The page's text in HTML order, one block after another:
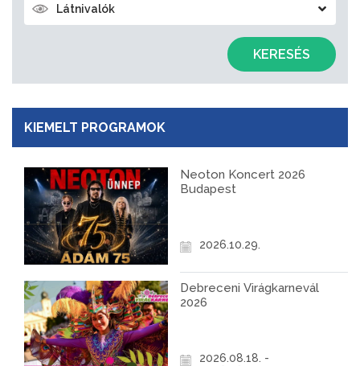
Látnivalók
KERESÉS
KIEMELT PROGRAMOK
Neoton Koncert 2026
Budapest
2026.10.29.
Debreceni Virágkarnevál
2026
2026.08.18. -